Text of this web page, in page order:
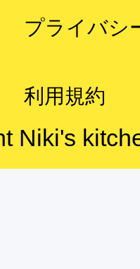
プライバシ
利用規約
Niki's